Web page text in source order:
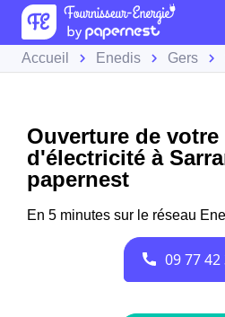
Accueil Enedis Gers